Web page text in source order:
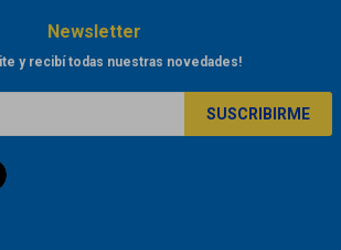
Newsletter
y recibí todas nuestras novedades!
SUSCRIBIRME